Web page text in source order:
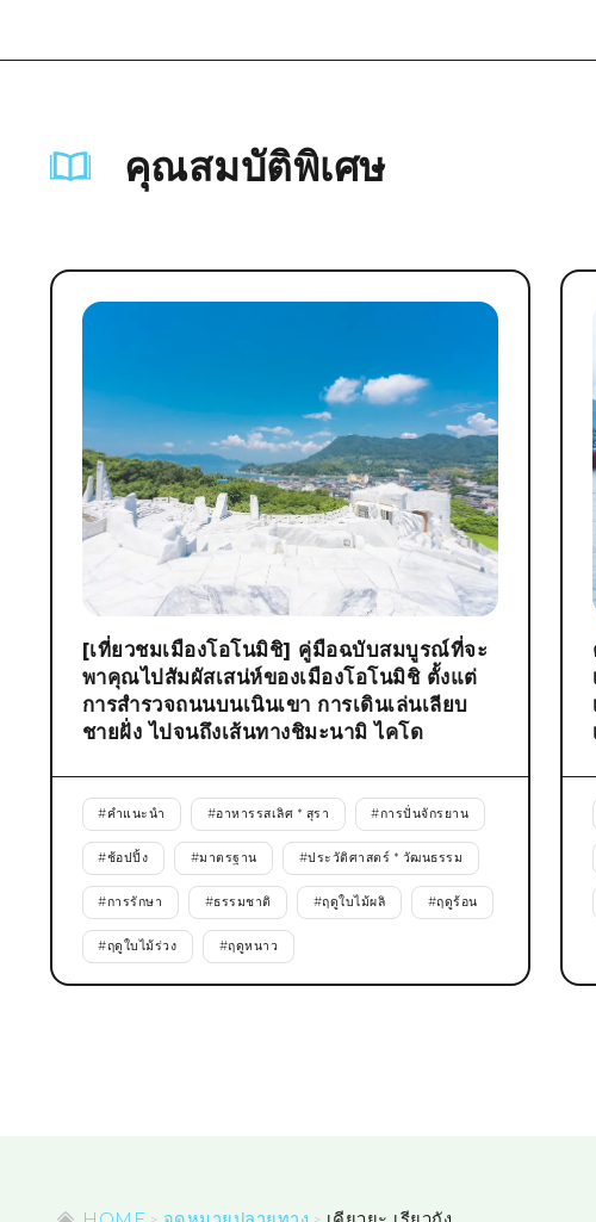
คุณสมบัติพิเศษ
[เที่ยวชมเมืองโอโนมิชิ] คู่มือฉบับสมบูรณ์ที่จะ
พาคุณไปสัมผัสเสน่ห์ของเมืองโอโนมิชิ ตั้งแต่
การสำรวจถนนบนเนินเขา การเดินเล่นเลียบ
ชายฝั่ง ไปจนถึงเส้นทางชิมะนามิ ไคโด
#คำแนะนำ #อาหารรสเลิศ * สุรา #การปั่นจักรยาน
#ช้อปปิ้ง #มาตรฐาน #ประวัติศาสตร์ * วัฒนธรรม
#การรักษา #ธรรมชาติ #ฤดูใบไม้ผลิ #ฤดูร้อน
#ฤดูใบไม้ร่วง #ฤดูหนาว